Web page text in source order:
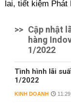
lai, tiết kiệm Phát
>> Cập nhật
hàng
1/2022
Tình hình lãi
1/2022
KINH DOANH